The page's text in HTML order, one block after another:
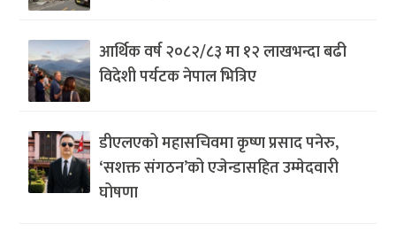
आर्थिक वर्ष २०८२/८३ मा १२ लाखभन्दा बढी
विदेशी पर्यटक नेपाल भित्रिए
डीएलएको महासचिवमा कृष्ण प्रसाद पनेरु,
‘सशक्त संगठन’को एजेन्डासहित उम्मेदवारी
घोषणा